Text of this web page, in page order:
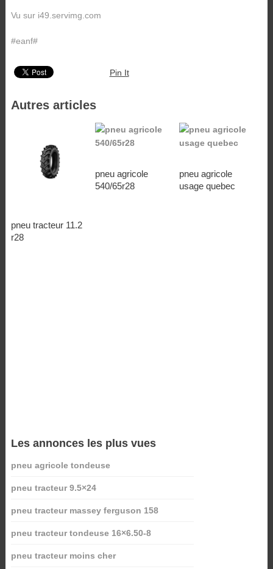
Vu sur i49.servimg.com
#eanf#
Pin It
Autres articles
pneu tracteur 11.2
r28
pneu agricole
540/65r28
pneu agricole
usage quebec
Les annonces les plus vues
pneu agricole tondeuse
pneu tracteur 9.5×24
pneu tracteur massey ferguson 158
pneu tracteur tondeuse 16×6.50-8
pneu tracteur moins cher